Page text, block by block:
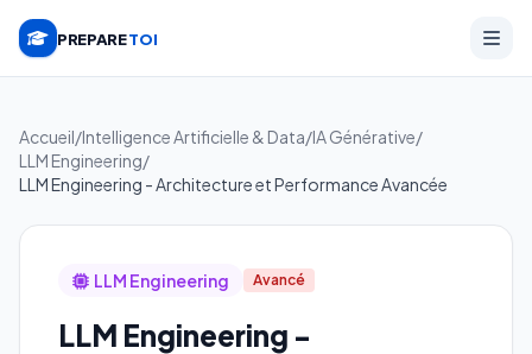
PREPARETOI
Accueil/Intelligence Artificielle & Data/IA Générative/
LLM Engineering/
LLM Engineering - Architecture et Performance Avancée
LLM Engineering Avancé
LLM Engineering -